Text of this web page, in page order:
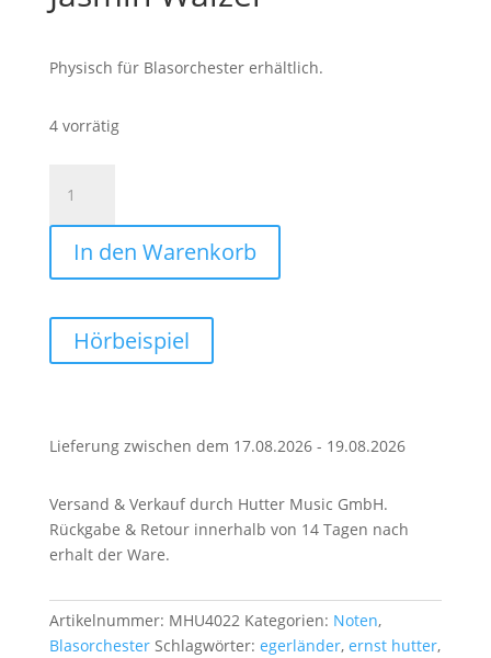
Physisch für Blasorchester erhältlich.
4 vorrätig
Walzer
Menge
In den Warenkorb
Hörbeispiel
Lieferung zwischen dem 17.08.2026 - 19.08.2026
Versand & Verkauf durch Hutter Music GmbH.
Rückgabe & Retour innerhalb von 14 Tagen nach
erhalt der Ware.
Artikelnummer: MHU4022 Kategorien: Noten,
Blasorchester Schlagwörter: egerländer, ernst hutter,